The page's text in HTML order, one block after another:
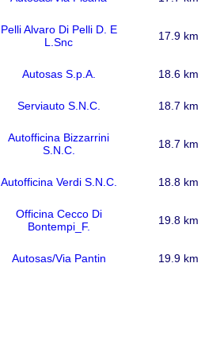
Pelli Alvaro Di Pelli D. E
L.Snc
17.9 km
Autosas S.p.A. 18.6 km
Serviauto S.N.C. 18.7 km
Autofficina Bizzarrini
S.N.C.
18.7 km
Autofficina Verdi S.N.C. 18.8 km
Officina Cecco Di
Bontempi_F.
19.8 km
Autosas/Via Pantin 19.9 km